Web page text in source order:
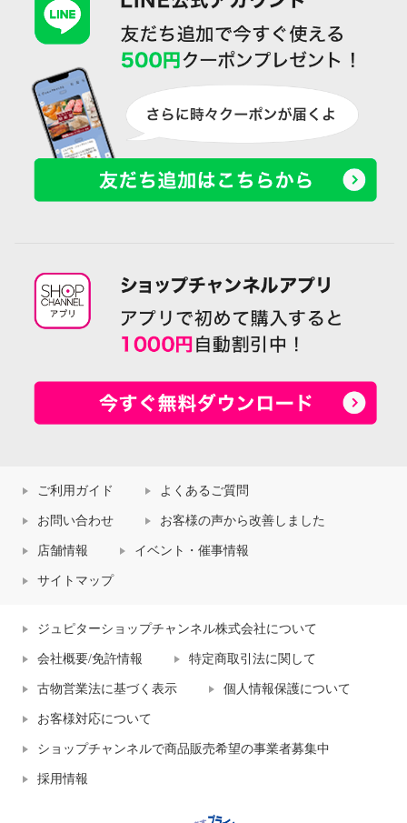
ご利用ガイド よくあるご質問
お問い合わせ お客様の声から改善しました
店舗情報 イベント・催事情報
サイトマップ
ジュピターショップチャンネル株式会社について
会社概要/免許情報 特定商取引法に関して
古物営業法に基づく表示 個人情報保護について
お客様対応について
ショップチャンネルで商品販売希望の事業者募集中
採用情報